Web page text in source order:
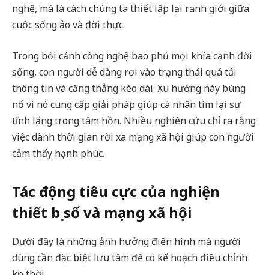
nghệ, mà là cách chúng ta thiết lập lại ranh giới giữa
cuộc sống ảo và đời thực.
Trong bối cảnh công nghệ bao phủ mọi khía cạnh đời
sống, con người dễ dàng rơi vào trạng thái quá tải
thông tin và căng thẳng kéo dài. Xu hướng này bùng
nổ vì nó cung cấp giải pháp giúp cá nhân tìm lại sự
tĩnh lặng trong tâm hồn. Nhiều nghiên cứu chỉ ra rằng
việc dành thời gian rời xa mạng xã hội giúp con người
cảm thấy hạnh phúc.
Tác động tiêu cực của nghiện
thiết bị số và mạng xã hội
Dưới đây là những ảnh hưởng điển hình mà người
dùng cần đặc biệt lưu tâm để có kế hoạch điều chỉnh